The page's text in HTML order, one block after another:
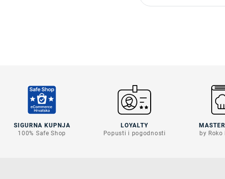
SIGURNA KUPNJA
100% Safe Shop
LOYALTY
Popusti i pogodnosti
by